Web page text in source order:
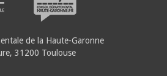
de la Haute-Garonne
31200 Toulouse